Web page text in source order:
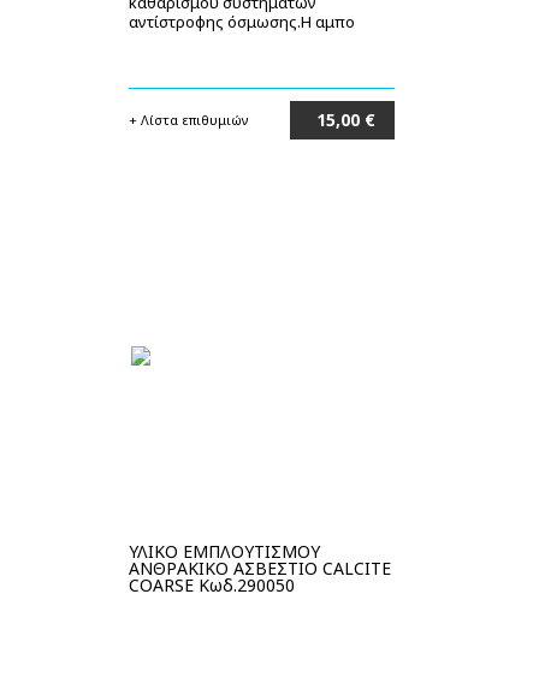
αντίστροφης όσμωσης.Η αμπο
+ Λίστα επιθυμιών 15,00 €
ΥΛΙΚΟ ΕΜΠΛΟΥΤΙΣΜΟΥ
ΑΝΘΡΑΚΙΚΟ ΑΣΒΕΣΤΙΟ CALCITE
COARSE Κωδ.290050